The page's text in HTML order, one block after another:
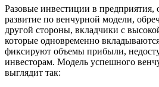
Разовые инвестиции в предприятия,
развитие по венчурной модели,
другой стороны, вкладчики с
которые одновременно
фиксируют объемы прибыли,
инвесторам. Модель успешного
выглядит так: